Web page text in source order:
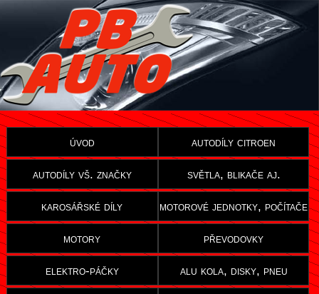
úvod autodíly citroen
autodíly vš. značky světla, blikače aj.
karosářské díly motorové jednotky, počítače
motory převodovky
elektro-páčky alu kola, disky, pneu